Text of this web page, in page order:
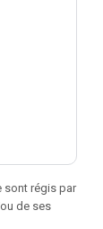
sont régis par
de ses